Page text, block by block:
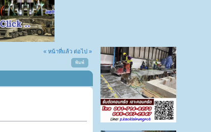
« หน้าที่แล้ว ต่อไป »
พิมพ์